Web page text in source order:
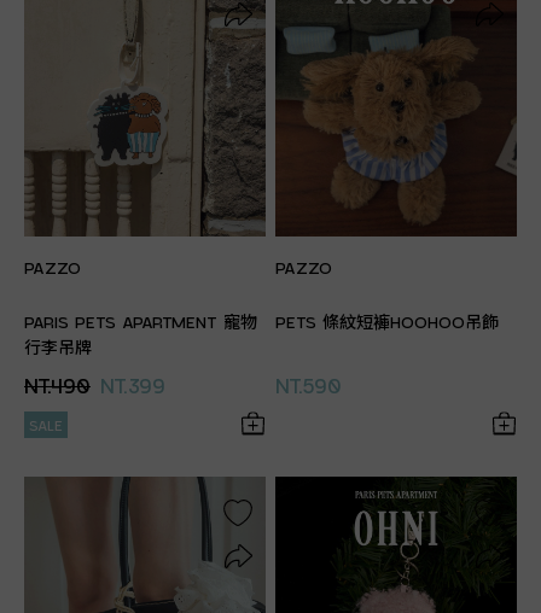
PAZZO
PARIS PETS APARTMENT 寵物
行李吊牌
NT.490 NT.399
SALE
PAZZO
PETS 條紋短褲HOOHOO吊飾
NT.590